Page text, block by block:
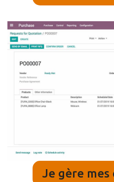
Je gère mes